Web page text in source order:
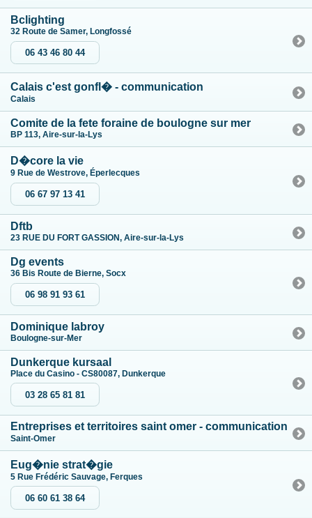
Bclighting
32 Route de Samer, Longfossé
06 43 46 80 44
Calais c'est gonfl� - communication
Calais
Comite de la fete foraine de boulogne sur mer
BP 113, Aire-sur-la-Lys
D�core la vie
9 Rue de Westrove, Éperlecques
06 67 97 13 41
Dftb
23 RUE DU FORT GASSION, Aire-sur-la-Lys
Dg events
36 Bis Route de Bierne, Socx
06 98 91 93 61
Dominique labroy
Boulogne-sur-Mer
Dunkerque kursaal
Place du Casino - CS80087, Dunkerque
03 28 65 81 81
Entreprises et territoires saint omer - communication
Saint-Omer
Eug�nie strat�gie
5 Rue Frédéric Sauvage, Ferques
06 60 61 38 64